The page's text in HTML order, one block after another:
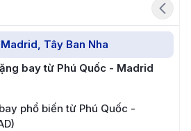
Tây Ban Nha
bay từ Phú Quốc - Madrid
phổ biến từ Phú Quốc -